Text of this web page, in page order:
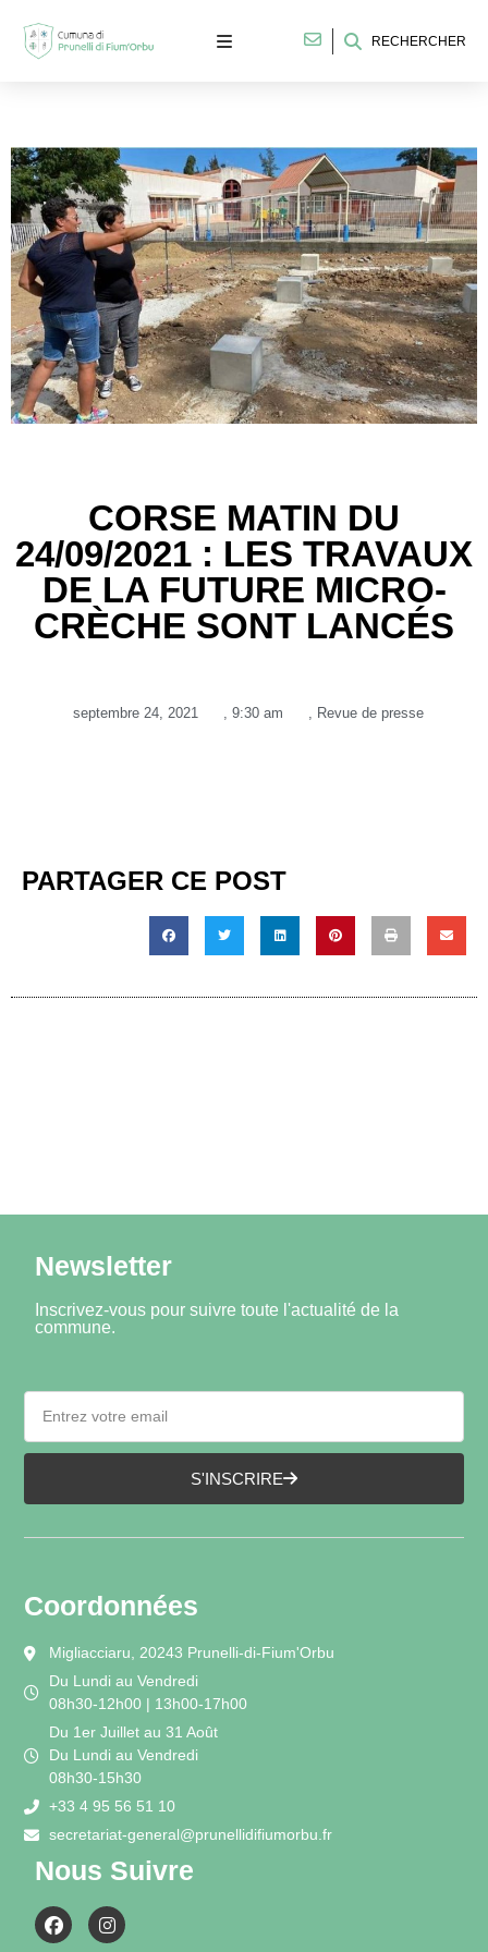
RECHERCHER
CORSE MATIN DU
24/09/2021 : LES TRAVAUX
DE LA FUTURE MICRO-
CRÈCHE SONT LANCÉS
septembre 24, 2021 9:30 am Revue de presse
PARTAGER CE POST
Newsletter
Inscrivez-vous pour suivre toute l'actualité de la
commune.
S'INSCRIRE
Coordonnées
Migliacciaru, 20243 Prunelli-di-Fium'Orbu
Du Lundi au Vendredi
08h30-12h00 | 13h00-17h00
Du 1er Juillet au 31 Août
Du Lundi au Vendredi
08h30-15h30
+33 4 95 56 51 10
secretariat-general@prunellidifiumorbu.fr
Nous Suivre